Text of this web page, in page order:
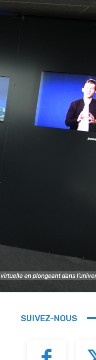
en plongeant dans
en plongeant dans
SUIVEZ-NOUS